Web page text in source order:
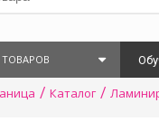
ТОВАРОВ
/ Каталог /